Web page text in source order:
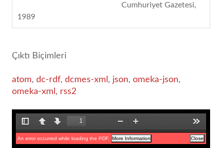
Cumhuriyet Gazetesi
1989
Çıktı Biçimleri
atom, dc-rdf, dcmes-xml , json, omeka-json,
omeka-xml , rss2